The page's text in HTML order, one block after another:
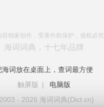
容独家创作，受著作权保护，侵权必究
海词词典，十七年品牌
海词放在桌面上，查词最方便
触屏版
|
电脑版
- 2026 海词词典(Dict.cn)